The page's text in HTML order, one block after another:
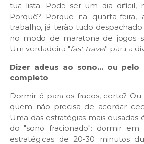
tua lista. Pode ser um dia difícil,
Porquê? Porque na quarta-feira,
trabalho, já terão tudo
no modo de maratona de jogos
Um verdadeiro "fast travel" para a
Dizer adeus ao sono... ou pelo
completo
Dormir é para os fracos, certo?
quem não precisa de acordar
Uma das estratégias mais ousadas
do "sono fracionado": dormir em
estratégicas de 20-30 minutos